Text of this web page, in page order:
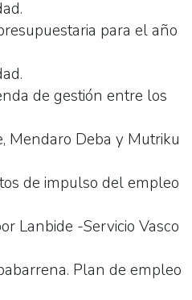
para el año
de gestión entre los
Mendaro Deba y Mutriku
de impulso del empleo
Lanbide -Servicio Vasco
Plan de empleo